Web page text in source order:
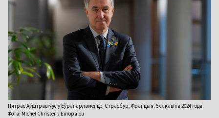
Пятрас Аўштравічус у Еўрапарламенце. Страсбур, Францыя. 5 сакавіка 2024 года.
Фота: Michel Christen / Europa.eu